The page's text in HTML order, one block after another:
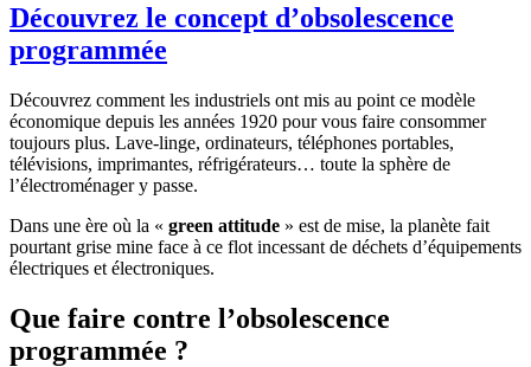
Découvrez le concept d’obsolescence
programmée
Découvrez comment les industriels ont mis au point ce modèle
économique depuis les années 1920 pour vous faire consommer
toujours plus. Lave-linge, ordinateurs, téléphones portables,
télévisions, imprimantes, réfrigérateurs… toute la sphère de
l’électroménager y passe.
Dans une ère où la « green attitude » est de mise, la planète fait
pourtant grise mine face à ce flot incessant de déchets d’équipements
électriques et électroniques.
Que faire contre l’obsolescence
programmée ?